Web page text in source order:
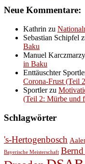
Neue Kommentare:
Kathrin zu
Sebastian Schipfel
Baku
Manuel
in Baku
Enttäuschter
Corona-Frust (Teil
Sportlerzu
(Teil 2: Mürbe und
Schlagwörter
's-Hertogenbosch
Bayerische Meisterschaft